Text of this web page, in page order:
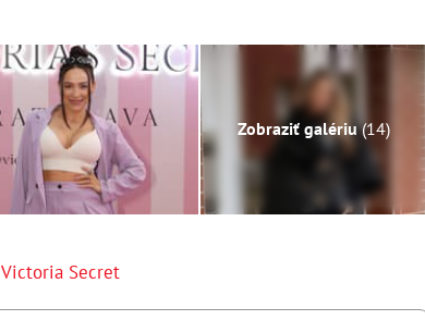
Zobraziť galériu(14)
Victoria Secret